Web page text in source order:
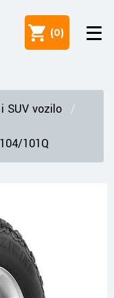
(0)
SUV vozilo
101Q